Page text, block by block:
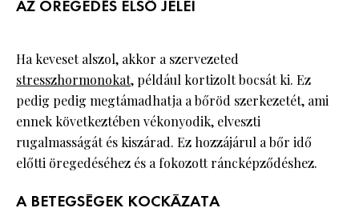
AZ ÖREGEDÉS ELSŐ JELEI
Ha keveset alszol, akkor a szervezeted
stresszhormonokat, például kortizolt bocsát ki. Ez
pedig pedig megtámadhatja a bőröd szerkezetét, ami
ennek következtében vékonyodik, elveszti
rugalmasságát és kiszárad. Ez hozzájárul a bőr idő
előtti öregedéséhez és a fokozott ráncképződéshez.
A BETEGSÉGEK KOCKÁZATA